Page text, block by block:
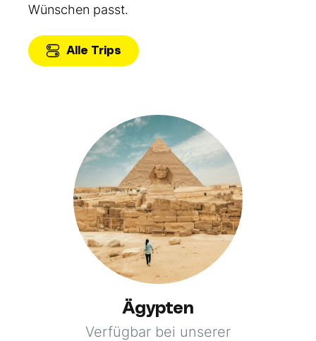
Wünschen passt.
Alle Trips
Ägypten
Verfügbar bei unserer